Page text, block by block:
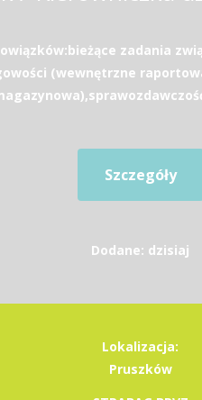
zadania
(wewnętrzne
Szczegóły
Dodane: dzisiaj
Lokalizacja:
Pruszków